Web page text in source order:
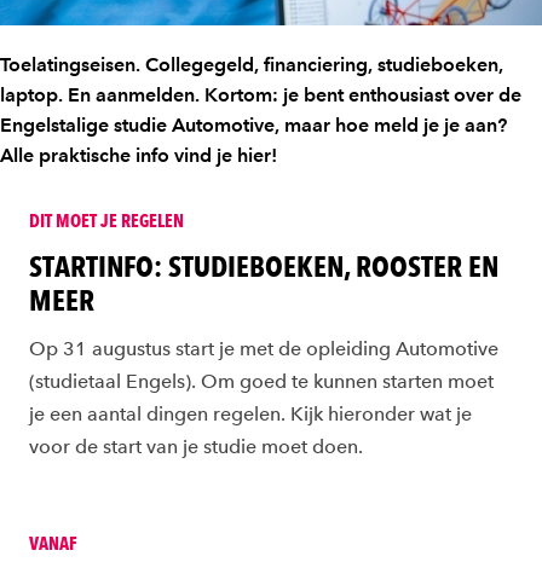
Toelatingseisen. Collegegeld, financiering, studieboeken,
laptop. En aanmelden. Kortom: je bent enthousiast over de
Engelstalige studie Automotive, maar hoe meld je je aan?
Alle praktische info vind je hier!
DIT MOET JE REGELEN
STARTINFO: STUDIEBOEKEN, ROOSTER EN
MEER
Op 31 augustus start je met de opleiding Automotive
(studietaal Engels). Om goed te kunnen starten moet
je een aantal dingen regelen. Kijk hieronder wat je
voor de start van je studie moet doen.
VANAF